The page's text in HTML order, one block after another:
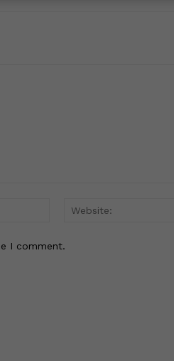
Email:*
I comment.